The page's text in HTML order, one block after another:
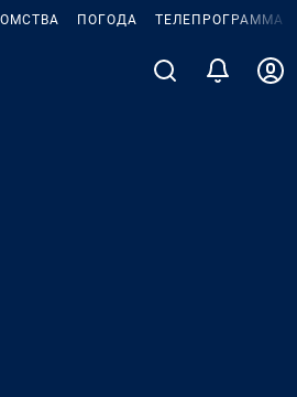
ПОГОДА ТЕЛЕПРОГРАММА